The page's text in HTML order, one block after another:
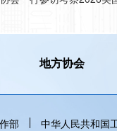
地方协会
部 中华人民共和国